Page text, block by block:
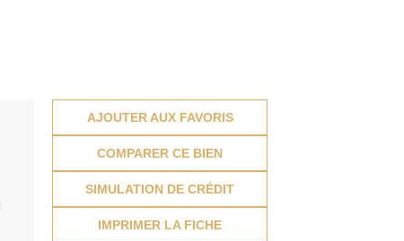
AJOUTER AUX FAVORIS
COMPARER CE BIEN
SIMULATION DE CRÉDIT
IMPRIMER LA FICHE